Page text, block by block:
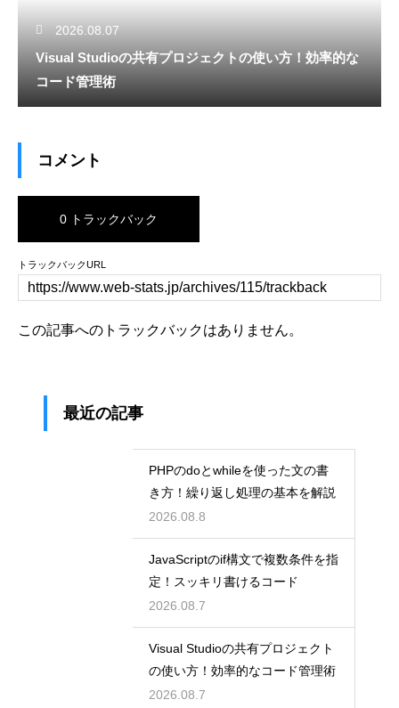
2026.08.07
Visual Studioの共有プロジェクトの使い方！効率的な
コード管理術
コメント
0 トラックバック
トラックバックURL
この記事へのトラックバックはありません。
最近の記事
PHPのdoとwhileを使った文の書
き方！繰り返し処理の基本を解説
2026.08.8
JavaScriptのif構文で複数条件を指
定！スッキリ書けるコード
2026.08.7
Visual Studioの共有プロジェクト
の使い方！効率的なコード管理術
2026.08.7